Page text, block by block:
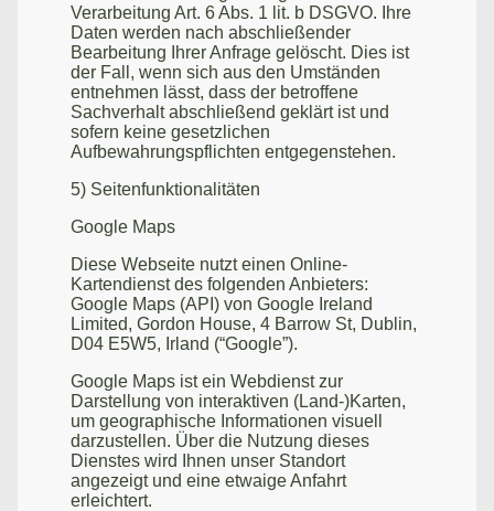
Verarbeitung Art. 6 Abs. 1 lit. b DSGVO. Ihre
Daten werden nach abschließender
Bearbeitung Ihrer Anfrage gelöscht. Dies ist
der Fall, wenn sich aus den Umständen
entnehmen lässt, dass der betroffene
Sachverhalt abschließend geklärt ist und
sofern keine gesetzlichen
Aufbewahrungspflichten entgegenstehen.
5) Seitenfunktionalitäten
Google Maps
Diese Webseite nutzt einen Online-
Kartendienst des folgenden Anbieters:
Google Maps (API) von Google Ireland
Limited, Gordon House, 4 Barrow St, Dublin,
D04 E5W5, Irland (“Google”).
Google Maps ist ein Webdienst zur
Darstellung von interaktiven (Land-)Karten,
um geographische Informationen visuell
darzustellen. Über die Nutzung dieses
Dienstes wird Ihnen unser Standort
angezeigt und eine etwaige Anfahrt
erleichtert.